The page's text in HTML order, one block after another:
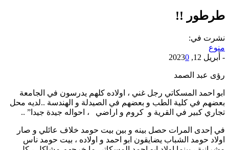
طرطور !!
نشرت في:
منوع
- أبريل 12, 2023 0
رؤى عبد الصمد
ابو احمد المسكاتي رجل غني ، اولاده كلهم يدرسون في الجامعة
بعضهم في كلية الطب و بعضهم في الصيدلة و الهندسة ..لديه محل
تجاري كبير في القرية و كروم و اراضي ، احواله جيدة جيدا” ..
في إحدى المرات حصل بينه و بين بيت حومد خلاف عائلي و صار
اولاد حومد الشباب يضايقون ابو احمد و اولاده ، بيت حومد ناس